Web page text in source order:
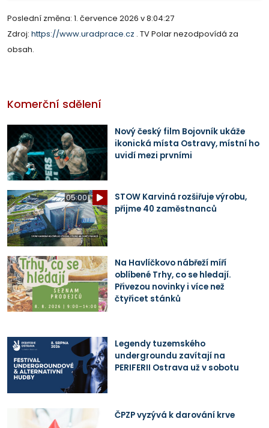
Poslední změna: 1. července 2026 v 8:04:27
Zdroj: https://www.uradprace.cz . TV Polar nezodpovídá za
obsah.
Komerční sdělení
Nový český film Bojovník ukáže
ikonická místa Ostravy, místní ho
uvidí mezi prvními
05:00
STOW Karviná rozšiřuje výrobu,
přijme 40 zaměstnanců
Na Havlíčkovo nábřeží míří
oblíbené Trhy, co se hledají.
Přivezou novinky i více než
čtyřicet stánků
Legendy tuzemského
undergroundu zavítají na
PERIFERII Ostrava už v sobotu
ČPZP vyzývá k darování krve